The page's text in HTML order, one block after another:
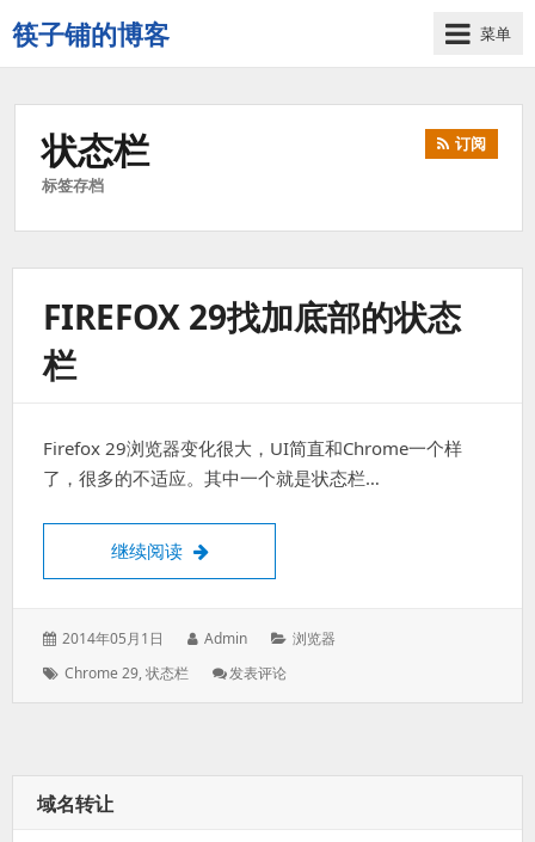
筷子铺的博客
记
录
点
菜单
状态栏
标签存档
订阅
FIREFOX 29找加底部的状态
栏
Firefox 29浏览器变化很大，UI简直和Chrome一个样
了，很多的不适应。其中一个就是状态栏…
继续阅读 Firefox 29找加底部的状态栏
发
于：
2014年05月1日
作
Admin
分
浏览器
标
Chrome 29,状态栏 发表评论: Firefox
域名转让